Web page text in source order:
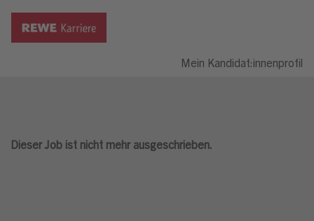
Mein Kandidat:innenprofil
Dieser Job ist nicht mehr ausgeschrieben.